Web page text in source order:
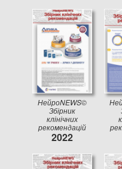
НейроNEWS©
Збірник
клінічних
рекомендацій
2022